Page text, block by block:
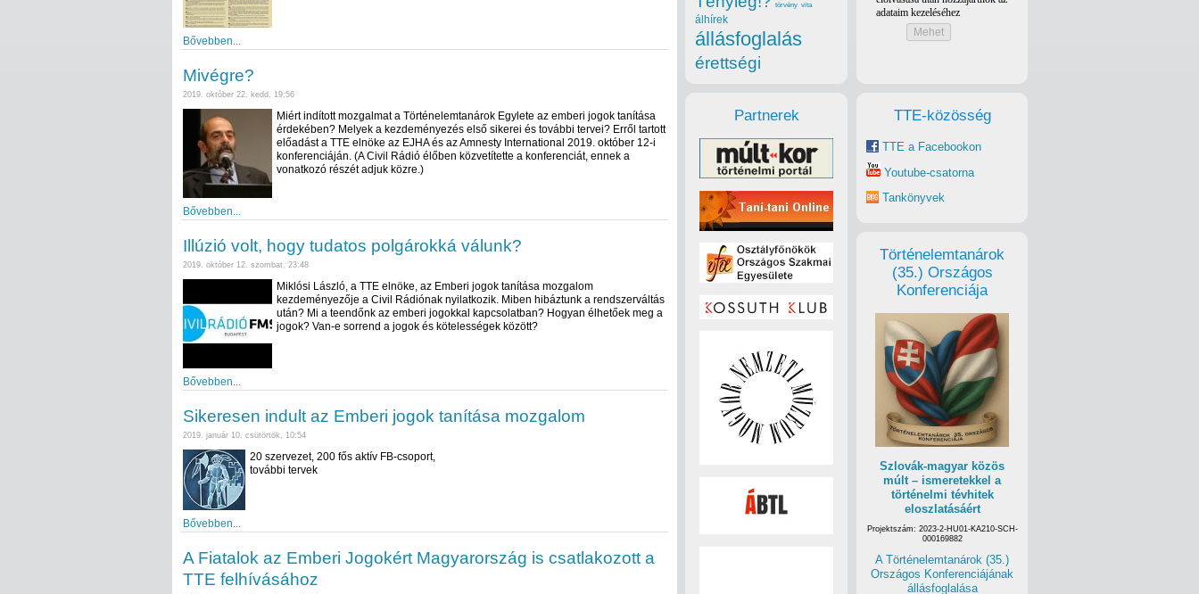
Bővebben...
Mivégre?
2019. október 22. kedd, 19:56
Miért indított mozgalmat a Történelemtanárok Egylete az emberi jogok tanítása
érdekében? Melyek a kezdeményezés első sikerei és további tervei? Erről tartott
előadást a TTE elnöke az EJHA és az Amnesty International 2019. október 12-i
konferenciáján. (A Civil Rádió élőben közvetítette a konferenciát, ennek a
vonatkozó részét adjuk közre.)
Bővebben...
Illúzió volt, hogy tudatos polgárokká válunk?
2019. október 12. szombat, 23:48
Miklósi László, a TTE elnöke, az Emberi jogok tanítása mozgalom
kezdeményezője a Civil Rádiónak nyilatkozik. Miben hibáztunk a rendszerváltás
után? Mi a teendőnk az emberi jogokkal kapcsolatban? Hogyan élhetőek meg a
jogok? Van-e sorrend a jogok és kötelességek között?
Bővebben...
Sikeresen indult az Emberi jogok tanítása mozgalom
2019. január 10. csütörtök, 10:54
20 szervezet, 200 fős aktív FB-csoport,
további tervek
Bővebben...
A Fiatalok az Emberi Jogokért Magyarország is csatlakozott a
TTE felhívásához
TTE-közösség
TTE a Facebookon
Youtube-csatorna
Tankönyvek
Történelemtanárok
(35.) Országos
Konferenciája
Szlovák-magyar közös
múlt – ismeretekkel a
történelmi tévhitek
eloszlatásáért
Projektszám: 2023-2-HU01-KA210-SCH-
000169882
A Történelemtanárok (35.)
Országos Konferenciájának
állásfoglalása
törvény vita
álhírek
állásfoglalás
érettségi
Partnerek